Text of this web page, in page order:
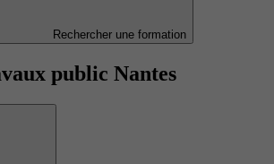
Rechercher une formation
public Nantes